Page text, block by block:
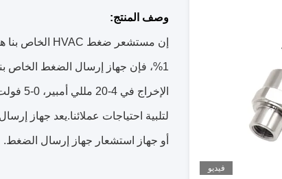
فيديو
وصف المنتج:
أو جهاز استشعار جهاز إرسال الضغط.